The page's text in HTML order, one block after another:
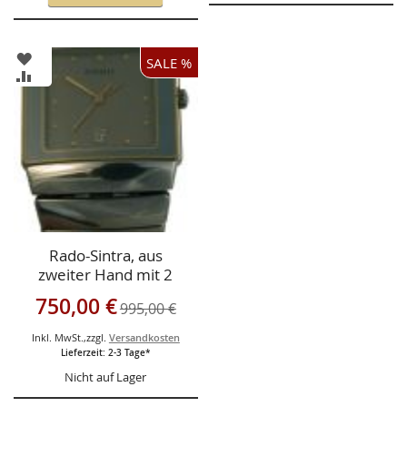
ZUR
WUNSCHLISTE
HINZUFÜGEN
ZUR
VERGLEICHSLISTE
HINZUFÜGEN
SALE %
Rado-Sintra, aus
zweiter Hand mit 2
Sonderangebot
750,00 €995,00 €
Inkl. MwSt. ,zzgl. Versandkosten
Lieferzeit: 2-3 Tage*
Nicht auf Lager